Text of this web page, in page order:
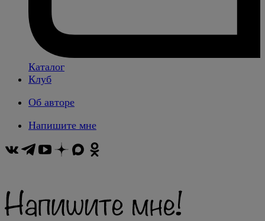
Каталог
Клуб
Об авторе
Напишите мне